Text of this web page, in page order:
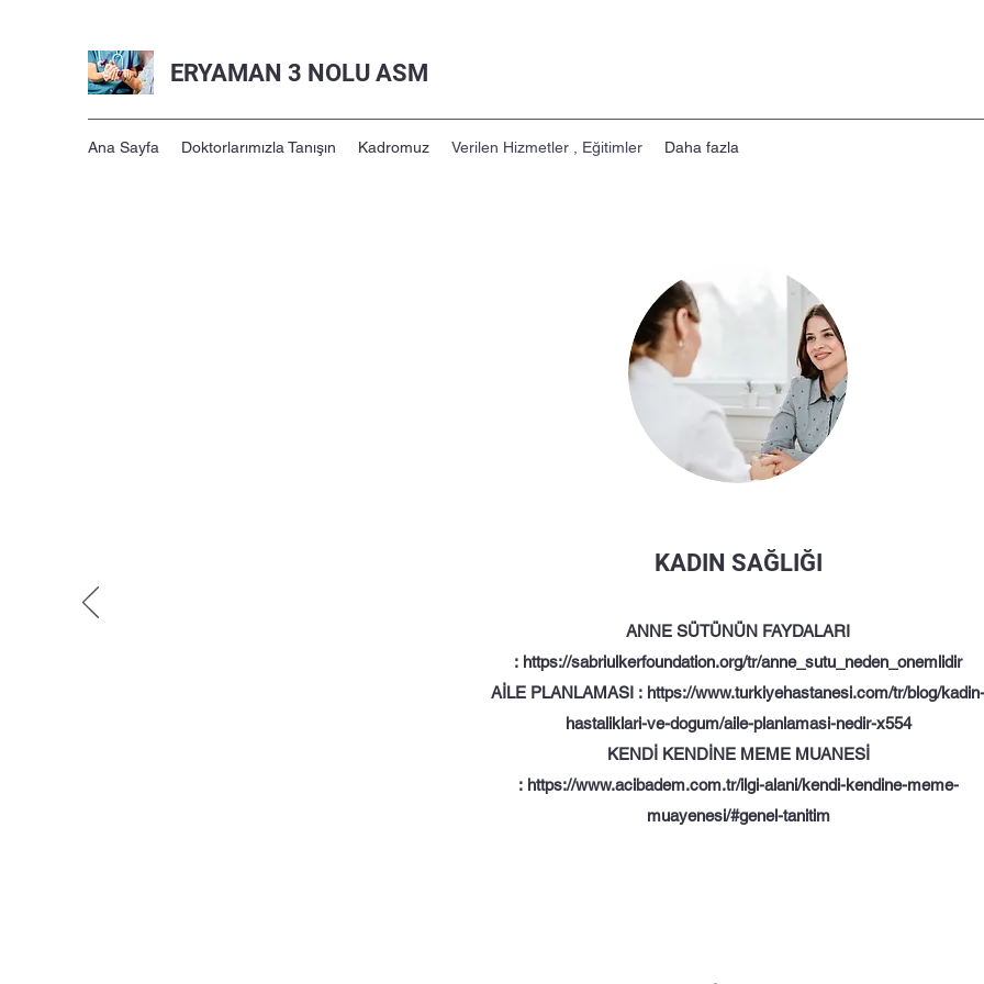
ERYAMAN 3 NOLU ASM
Ana Sayfa Doktorlarımızla Tanışın Kadromuz Verilen Hizmetler , Eğitimler Daha fazla
KADIN SAĞLIĞI
ANNE SÜTÜNÜN FAYDALARI
: https://sabriulkerfoundation.org/tr/anne_sutu_neden_onemlidir
AİLE PLANLAMASI : https://www.turkiyehastanesi.com/tr/blog/kadin-
hastaliklari-ve-dogum/aile-planlamasi-nedir-x554
KENDİ KENDİNE MEME MUANESİ
: https://www.acibadem.com.tr/ilgi-alani/kendi-kendine-meme-
muayenesi/#genel-tanitim